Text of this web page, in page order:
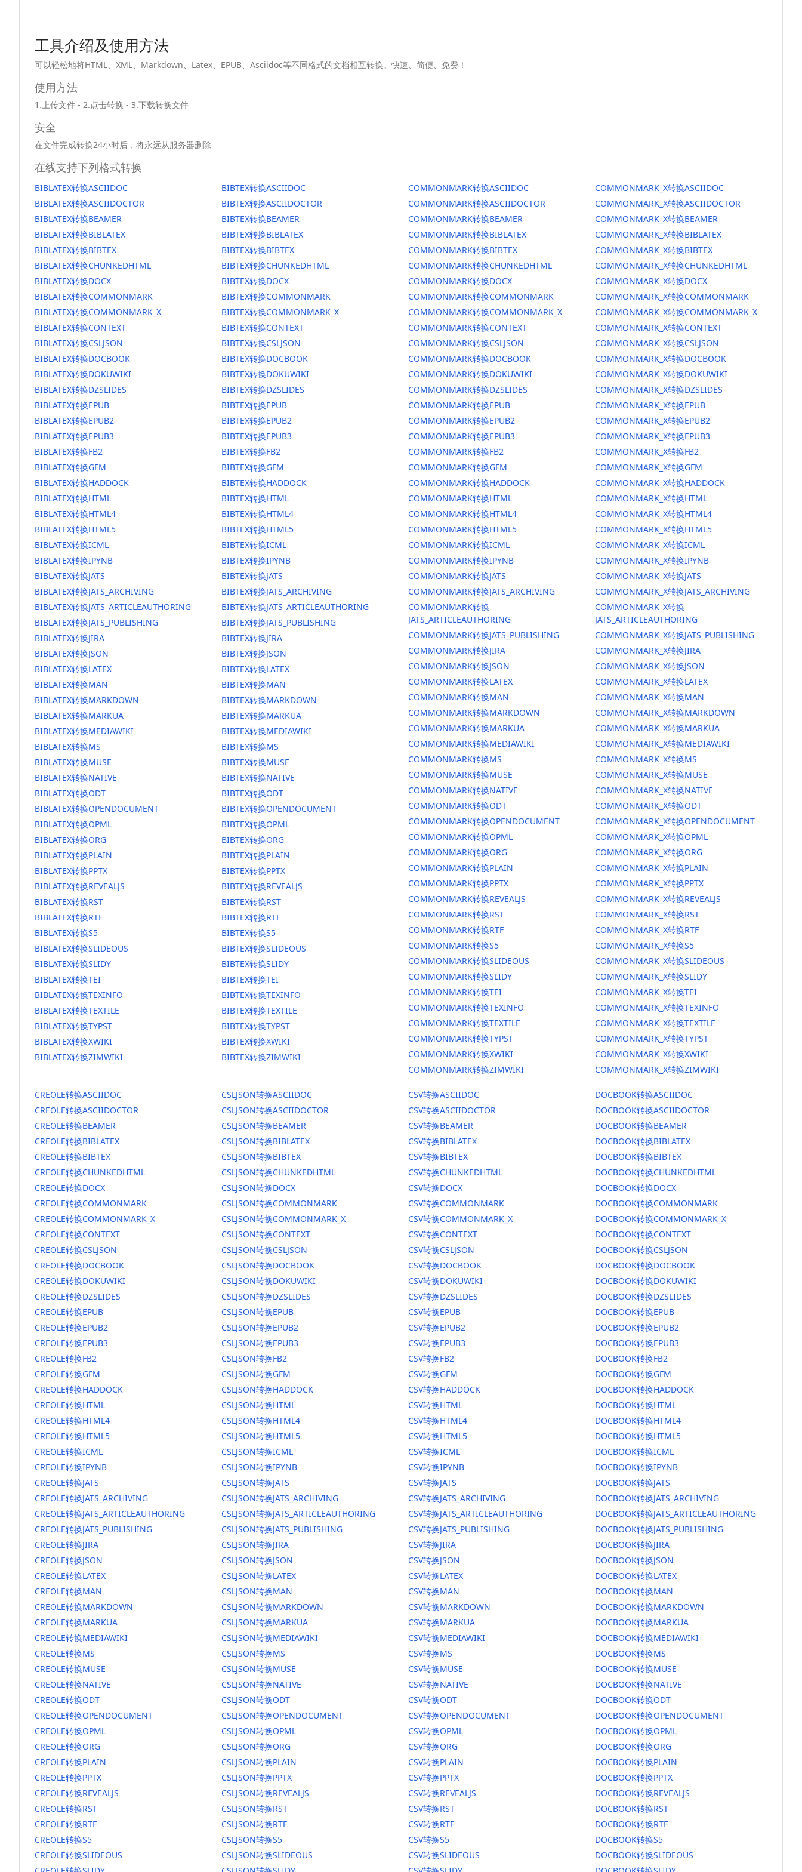
工具介绍及使用方法
可以轻松地将HTML、XML、Markdown、Latex、EPUB、Asciidoc等不同格式的文档相互转换。快速、简便、免费！
使用方法
1.上传文件 - 2.点击转换 - 3.下载转换文件
安全
在文件完成转换24小时后，将永远从服务器删除
在线支持下列格式转换
BIBLATEX转换ASCIIDOC
BIBLATEX转换ASCIIDOCTOR
BIBLATEX转换BEAMER
BIBLATEX转换BIBLATEX
BIBLATEX转换BIBTEX
BIBLATEX转换CHUNKEDHTML
BIBLATEX转换DOCX
BIBLATEX转换COMMONMARK
BIBLATEX转换COMMONMARK_X
BIBLATEX转换CONTEXT
BIBLATEX转换CSLJSON
BIBLATEX转换DOCBOOK
BIBLATEX转换DOKUWIKI
BIBLATEX转换DZSLIDES
BIBLATEX转换EPUB
BIBLATEX转换EPUB2
BIBLATEX转换EPUB3
BIBLATEX转换FB2
BIBLATEX转换GFM
BIBLATEX转换HADDOCK
BIBLATEX转换HTML
BIBLATEX转换HTML4
BIBLATEX转换HTML5
BIBLATEX转换ICML
BIBLATEX转换IPYNB
BIBLATEX转换JATS
BIBLATEX转换JATS_ARCHIVING
BIBLATEX转换JATS_ARTICLEAUTHORING
BIBLATEX转换JATS_PUBLISHING
BIBLATEX转换JIRA
BIBLATEX转换JSON
BIBLATEX转换LATEX
BIBLATEX转换MAN
BIBLATEX转换MARKDOWN
BIBLATEX转换MARKUA
BIBLATEX转换MEDIAWIKI
BIBLATEX转换MS
BIBLATEX转换MUSE
BIBLATEX转换NATIVE
BIBLATEX转换ODT
BIBLATEX转换OPENDOCUMENT
BIBLATEX转换OPML
BIBLATEX转换ORG
BIBLATEX转换PLAIN
BIBLATEX转换PPTX
BIBLATEX转换REVEALJS
BIBLATEX转换RST
BIBLATEX转换RTF
BIBLATEX转换S5
BIBLATEX转换SLIDEOUS
BIBLATEX转换SLIDY
BIBLATEX转换TEI
BIBLATEX转换TEXINFO
BIBLATEX转换TEXTILE
BIBLATEX转换TYPST
BIBLATEX转换XWIKI
BIBLATEX转换ZIMWIKI
BIBTEX转换ASCIIDOC
BIBTEX转换ASCIIDOCTOR
BIBTEX转换BEAMER
BIBTEX转换BIBLATEX
BIBTEX转换BIBTEX
BIBTEX转换CHUNKEDHTML
BIBTEX转换DOCX
BIBTEX转换COMMONMARK
BIBTEX转换COMMONMARK_X
BIBTEX转换CONTEXT
BIBTEX转换CSLJSON
BIBTEX转换DOCBOOK
BIBTEX转换DOKUWIKI
BIBTEX转换DZSLIDES
BIBTEX转换EPUB
BIBTEX转换EPUB2
BIBTEX转换EPUB3
BIBTEX转换FB2
BIBTEX转换GFM
BIBTEX转换HADDOCK
BIBTEX转换HTML
BIBTEX转换HTML4
BIBTEX转换HTML5
BIBTEX转换ICML
BIBTEX转换IPYNB
BIBTEX转换JATS
BIBTEX转换JATS_ARCHIVING
BIBTEX转换JATS_ARTICLEAUTHORING
BIBTEX转换JATS_PUBLISHING
BIBTEX转换JIRA
BIBTEX转换JSON
BIBTEX转换LATEX
BIBTEX转换MAN
BIBTEX转换MARKDOWN
BIBTEX转换MARKUA
BIBTEX转换MEDIAWIKI
BIBTEX转换MS
BIBTEX转换MUSE
BIBTEX转换NATIVE
BIBTEX转换ODT
BIBTEX转换OPENDOCUMENT
BIBTEX转换OPML
BIBTEX转换ORG
BIBTEX转换PLAIN
BIBTEX转换PPTX
BIBTEX转换REVEALJS
BIBTEX转换RST
BIBTEX转换RTF
BIBTEX转换S5
BIBTEX转换SLIDEOUS
BIBTEX转换SLIDY
BIBTEX转换TEI
BIBTEX转换TEXINFO
BIBTEX转换TEXTILE
BIBTEX转换TYPST
BIBTEX转换XWIKI
BIBTEX转换ZIMWIKI
COMMONMARK转换ASCIIDOC
COMMONMARK转换ASCIIDOCTOR
COMMONMARK转换BEAMER
COMMONMARK转换BIBLATEX
COMMONMARK转换BIBTEX
COMMONMARK转换CHUNKEDHTML
COMMONMARK转换DOCX
COMMONMARK转换COMMONMARK
COMMONMARK转换COMMONMARK_X
COMMONMARK转换CONTEXT
COMMONMARK转换CSLJSON
COMMONMARK转换DOCBOOK
COMMONMARK转换DOKUWIKI
COMMONMARK转换DZSLIDES
COMMONMARK转换EPUB
COMMONMARK转换EPUB2
COMMONMARK转换EPUB3
COMMONMARK转换FB2
COMMONMARK转换GFM
COMMONMARK转换HADDOCK
COMMONMARK转换HTML
COMMONMARK转换HTML4
COMMONMARK转换HTML5
COMMONMARK转换ICML
COMMONMARK转换IPYNB
COMMONMARK转换JATS
COMMONMARK转换JATS_ARCHIVING
COMMONMARK转换
JATS_ARTICLEAUTHORING
COMMONMARK转换JATS_PUBLISHING
COMMONMARK转换JIRA
COMMONMARK转换JSON
COMMONMARK转换LATEX
COMMONMARK转换MAN
COMMONMARK转换MARKDOWN
COMMONMARK转换MARKUA
COMMONMARK转换MEDIAWIKI
COMMONMARK转换MS
COMMONMARK转换MUSE
COMMONMARK转换NATIVE
COMMONMARK转换ODT
COMMONMARK转换OPENDOCUMENT
COMMONMARK转换OPML
COMMONMARK转换ORG
COMMONMARK转换PLAIN
COMMONMARK转换PPTX
COMMONMARK转换REVEALJS
COMMONMARK转换RST
COMMONMARK转换RTF
COMMONMARK转换S5
COMMONMARK转换SLIDEOUS
COMMONMARK转换SLIDY
COMMONMARK转换TEI
COMMONMARK转换TEXINFO
COMMONMARK转换TEXTILE
COMMONMARK转换TYPST
COMMONMARK转换XWIKI
COMMONMARK转换ZIMWIKI
COMMONMARK_X转换ASCIIDOC
COMMONMARK_X转换ASCIIDOCTOR
COMMONMARK_X转换BEAMER
COMMONMARK_X转换BIBLATEX
COMMONMARK_X转换BIBTEX
COMMONMARK_X转换CHUNKEDHTML
COMMONMARK_X转换DOCX
COMMONMARK_X转换COMMONMARK
COMMONMARK_X转换COMMONMARK_X
COMMONMARK_X转换CONTEXT
COMMONMARK_X转换CSLJSON
COMMONMARK_X转换DOCBOOK
COMMONMARK_X转换DOKUWIKI
COMMONMARK_X转换DZSLIDES
COMMONMARK_X转换EPUB
COMMONMARK_X转换EPUB2
COMMONMARK_X转换EPUB3
COMMONMARK_X转换FB2
COMMONMARK_X转换GFM
COMMONMARK_X转换HADDOCK
COMMONMARK_X转换HTML
COMMONMARK_X转换HTML4
COMMONMARK_X转换HTML5
COMMONMARK_X转换ICML
COMMONMARK_X转换IPYNB
COMMONMARK_X转换JATS
COMMONMARK_X转换JATS_ARCHIVING
COMMONMARK_X转换
JATS_ARTICLEAUTHORING
COMMONMARK_X转换JATS_PUBLISHING
COMMONMARK_X转换JIRA
COMMONMARK_X转换JSON
COMMONMARK_X转换LATEX
COMMONMARK_X转换MAN
COMMONMARK_X转换MARKDOWN
COMMONMARK_X转换MARKUA
COMMONMARK_X转换MEDIAWIKI
COMMONMARK_X转换MS
COMMONMARK_X转换MUSE
COMMONMARK_X转换NATIVE
COMMONMARK_X转换ODT
COMMONMARK_X转换OPENDOCUMENT
COMMONMARK_X转换OPML
COMMONMARK_X转换ORG
COMMONMARK_X转换PLAIN
COMMONMARK_X转换PPTX
COMMONMARK_X转换REVEALJS
COMMONMARK_X转换RST
COMMONMARK_X转换RTF
COMMONMARK_X转换S5
COMMONMARK_X转换SLIDEOUS
COMMONMARK_X转换SLIDY
COMMONMARK_X转换TEI
COMMONMARK_X转换TEXINFO
COMMONMARK_X转换TEXTILE
COMMONMARK_X转换TYPST
COMMONMARK_X转换XWIKI
COMMONMARK_X转换ZIMWIKI
CREOLE转换ASCIIDOC
CREOLE转换ASCIIDOCTOR
CREOLE转换BEAMER
CREOLE转换BIBLATEX
CREOLE转换BIBTEX
CREOLE转换CHUNKEDHTML
CREOLE转换DOCX
CREOLE转换COMMONMARK
CREOLE转换COMMONMARK_X
CREOLE转换CONTEXT
CREOLE转换CSLJSON
CREOLE转换DOCBOOK
CREOLE转换DOKUWIKI
CREOLE转换DZSLIDES
CREOLE转换EPUB
CREOLE转换EPUB2
CREOLE转换EPUB3
CREOLE转换FB2
CREOLE转换GFM
CREOLE转换HADDOCK
CREOLE转换HTML
CREOLE转换HTML4
CREOLE转换HTML5
CREOLE转换ICML
CREOLE转换IPYNB
CREOLE转换JATS
CREOLE转换JATS_ARCHIVING
CREOLE转换JATS_ARTICLEAUTHORING
CREOLE转换JATS_PUBLISHING
CREOLE转换JIRA
CREOLE转换JSON
CREOLE转换LATEX
CREOLE转换MAN
CREOLE转换MARKDOWN
CREOLE转换MARKUA
CREOLE转换MEDIAWIKI
CREOLE转换MS
CREOLE转换MUSE
CREOLE转换NATIVE
CREOLE转换ODT
CREOLE转换OPENDOCUMENT
CREOLE转换OPML
CREOLE转换ORG
CREOLE转换PLAIN
CREOLE转换PPTX
CREOLE转换REVEALJS
CREOLE转换RST
CREOLE转换RTF
CREOLE转换S5
CREOLE转换SLIDEOUS
CSLJSON转换ASCIIDOC
CSLJSON转换ASCIIDOCTOR
CSLJSON转换BEAMER
CSLJSON转换BIBLATEX
CSLJSON转换BIBTEX
CSLJSON转换CHUNKEDHTML
CSLJSON转换DOCX
CSLJSON转换COMMONMARK
CSLJSON转换COMMONMARK_X
CSLJSON转换CONTEXT
CSLJSON转换CSLJSON
CSLJSON转换DOCBOOK
CSLJSON转换DOKUWIKI
CSLJSON转换DZSLIDES
CSLJSON转换EPUB
CSLJSON转换EPUB2
CSLJSON转换EPUB3
CSLJSON转换FB2
CSLJSON转换GFM
CSLJSON转换HADDOCK
CSLJSON转换HTML
CSLJSON转换HTML4
CSLJSON转换HTML5
CSLJSON转换ICML
CSLJSON转换IPYNB
CSLJSON转换JATS
CSLJSON转换JATS_ARCHIVING
CSLJSON转换JATS_ARTICLEAUTHORING
CSLJSON转换JATS_PUBLISHING
CSLJSON转换JIRA
CSLJSON转换JSON
CSLJSON转换LATEX
CSLJSON转换MAN
CSLJSON转换MARKDOWN
CSLJSON转换MARKUA
CSLJSON转换MEDIAWIKI
CSLJSON转换MS
CSLJSON转换MUSE
CSLJSON转换NATIVE
CSLJSON转换ODT
CSLJSON转换OPENDOCUMENT
CSLJSON转换OPML
CSLJSON转换ORG
CSLJSON转换PLAIN
CSLJSON转换PPTX
CSLJSON转换REVEALJS
CSLJSON转换RST
CSLJSON转换RTF
CSLJSON转换S5
CSLJSON转换SLIDEOUS
CSV转换ASCIIDOC
CSV转换ASCIIDOCTOR
CSV转换BEAMER
CSV转换BIBLATEX
CSV转换BIBTEX
CSV转换CHUNKEDHTML
CSV转换DOCX
CSV转换COMMONMARK
CSV转换COMMONMARK_X
CSV转换CONTEXT
CSV转换CSLJSON
CSV转换DOCBOOK
CSV转换DOKUWIKI
CSV转换DZSLIDES
CSV转换EPUB
CSV转换EPUB2
CSV转换EPUB3
CSV转换FB2
CSV转换GFM
CSV转换HADDOCK
CSV转换HTML
CSV转换HTML4
CSV转换HTML5
CSV转换ICML
CSV转换IPYNB
CSV转换JATS
CSV转换JATS_ARCHIVING
CSV转换JATS_ARTICLEAUTHORING
CSV转换JATS_PUBLISHING
CSV转换JIRA
CSV转换JSON
CSV转换LATEX
CSV转换MAN
CSV转换MARKDOWN
CSV转换MARKUA
CSV转换MEDIAWIKI
CSV转换MS
CSV转换MUSE
CSV转换NATIVE
CSV转换ODT
CSV转换OPENDOCUMENT
CSV转换OPML
CSV转换ORG
CSV转换PLAIN
CSV转换PPTX
CSV转换REVEALJS
CSV转换RST
CSV转换RTF
CSV转换S5
CSV转换SLIDEOUS
DOCBOOK转换ASCIIDOC
DOCBOOK转换ASCIIDOCTOR
DOCBOOK转换BEAMER
DOCBOOK转换BIBLATEX
DOCBOOK转换BIBTEX
DOCBOOK转换CHUNKEDHTML
DOCBOOK转换DOCX
DOCBOOK转换COMMONMARK
DOCBOOK转换COMMONMARK_X
DOCBOOK转换CONTEXT
DOCBOOK转换CSLJSON
DOCBOOK转换DOCBOOK
DOCBOOK转换DOKUWIKI
DOCBOOK转换DZSLIDES
DOCBOOK转换EPUB
DOCBOOK转换EPUB2
DOCBOOK转换EPUB3
DOCBOOK转换FB2
DOCBOOK转换GFM
DOCBOOK转换HADDOCK
DOCBOOK转换HTML
DOCBOOK转换HTML4
DOCBOOK转换HTML5
DOCBOOK转换ICML
DOCBOOK转换IPYNB
DOCBOOK转换JATS
DOCBOOK转换JATS_ARCHIVING
DOCBOOK转换JATS_ARTICLEAUTHORING
DOCBOOK转换JATS_PUBLISHING
DOCBOOK转换JIRA
DOCBOOK转换JSON
DOCBOOK转换LATEX
DOCBOOK转换MAN
DOCBOOK转换MARKDOWN
DOCBOOK转换MARKUA
DOCBOOK转换MEDIAWIKI
DOCBOOK转换MS
DOCBOOK转换MUSE
DOCBOOK转换NATIVE
DOCBOOK转换ODT
DOCBOOK转换OPENDOCUMENT
DOCBOOK转换OPML
DOCBOOK转换ORG
DOCBOOK转换PLAIN
DOCBOOK转换PPTX
DOCBOOK转换REVEALJS
DOCBOOK转换RST
DOCBOOK转换RTF
DOCBOOK转换S5
DOCBOOK转换SLIDEOUS